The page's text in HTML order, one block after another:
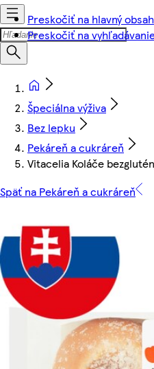
Preskočiť na hlavný obsah
Preskočiť na
Špeciálna výživa
Bez lepku
Pekáreň a cukráreň
Vitacelia Koláče
Späť na Pekáreň a cukráreň